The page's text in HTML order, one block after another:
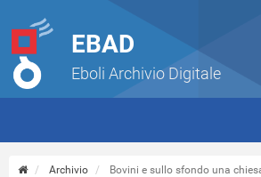
EBAD
Eboli Archivio Digitale
Archivio Bovini e sullo sfondo una